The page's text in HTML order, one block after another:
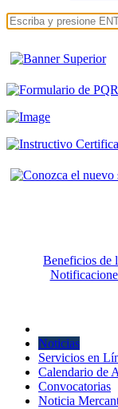
Beneficios de
Noticias
Servicios en
Calendario de
Convocatorias
Noticia